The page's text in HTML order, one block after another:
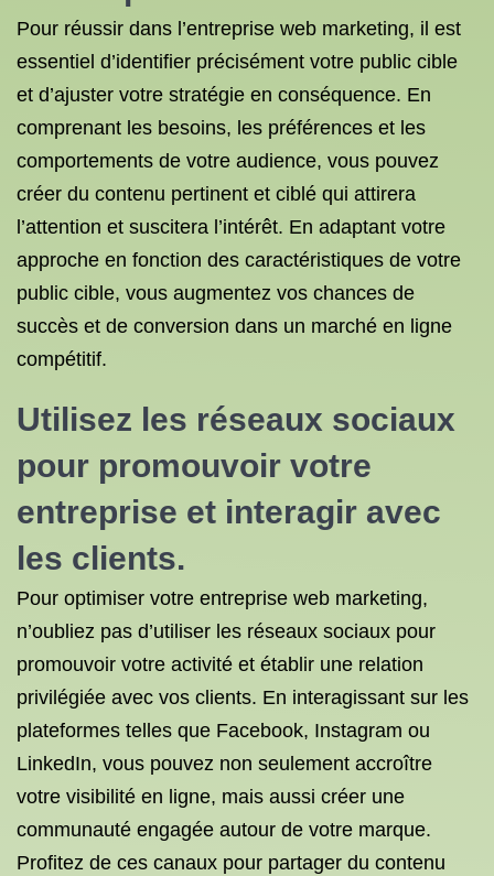
Pour réussir dans l’entreprise web marketing, il est
essentiel d’identifier précisément votre public cible
et d’ajuster votre stratégie en conséquence. En
comprenant les besoins, les préférences et les
comportements de votre audience, vous pouvez
créer du contenu pertinent et ciblé qui attirera
l’attention et suscitera l’intérêt. En adaptant votre
approche en fonction des caractéristiques de votre
public cible, vous augmentez vos chances de
succès et de conversion dans un marché en ligne
compétitif.
Utilisez les réseaux sociaux
pour promouvoir votre
entreprise et interagir avec
les clients.
Pour optimiser votre entreprise web marketing,
n’oubliez pas d’utiliser les réseaux sociaux pour
promouvoir votre activité et établir une relation
privilégiée avec vos clients. En interagissant sur les
plateformes telles que Facebook, Instagram ou
LinkedIn, vous pouvez non seulement accroître
votre visibilité en ligne, mais aussi créer une
communauté engagée autour de votre marque.
Profitez de ces canaux pour partager du contenu